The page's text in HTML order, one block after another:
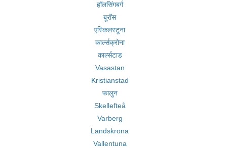
हॉलसिंगबर्ग
बूरॉस
एस्किलस्टूना
कार्ल्सक्रोना
कार्ल्सटाड
Vasastan
Kristianstad
फालुन
Skellefteå
Varberg
Landskrona
Vallentuna